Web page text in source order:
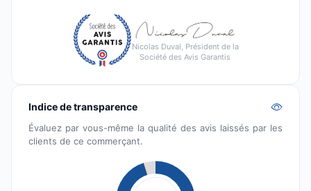
Nicolas Duval, Président de la
Société des Avis Garantis
Indice de transparence
Évaluez par vous-même la qualité des avis laissés par les
clients de ce commerçant.